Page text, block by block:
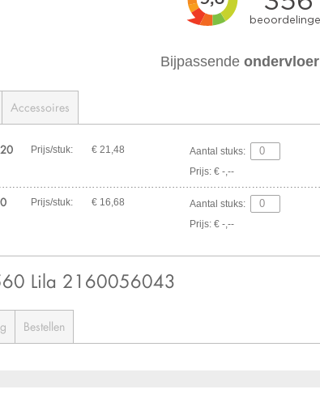
Bijpassendeondervloer
Accessoires
Prijs/stuk: € 21,48
Aantal stuks:
Prijs: € -,--
Prijs/stuk: € 16,68
Aantal stuks:
Prijs: € -,--
Lila 2160056043
Bestellen